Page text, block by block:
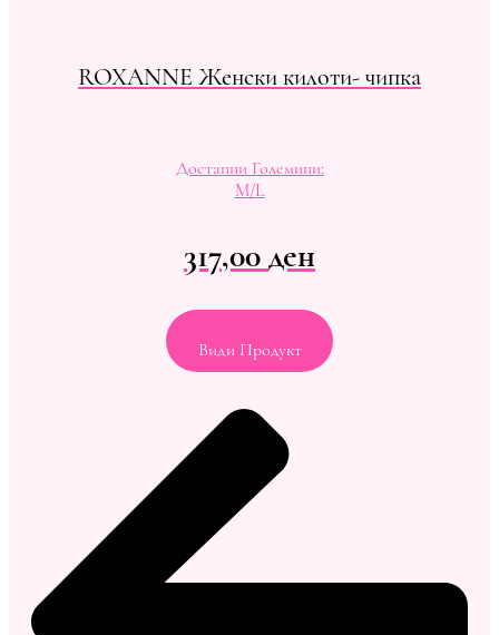
ROXANNE Женски килоти- чипка
Достапни Големини:
M/L
317,00ден
Види Продукт